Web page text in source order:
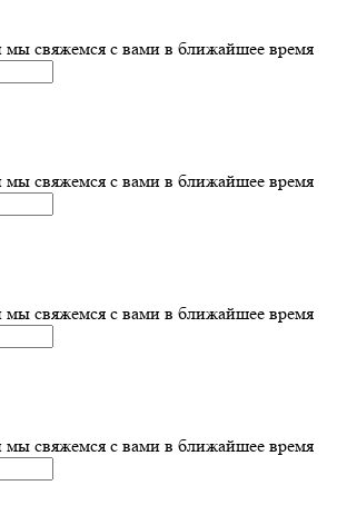
мы свяжемся с вами в ближайшее время
мы свяжемся с вами в ближайшее время
мы свяжемся с вами в ближайшее время
мы свяжемся с вами в ближайшее время